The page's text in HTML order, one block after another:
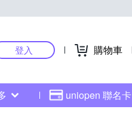
登入 購物車
uniopen 聯名卡